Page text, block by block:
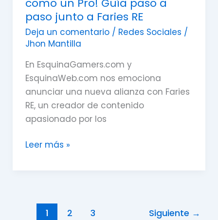
como un Pro! Guía paso a
paso junto a Faries RE
Deja un comentario / Redes Sociales /
Jhon Mantilla
En EsquinaGamers.com y
EsquinaWeb.com nos emociona
anunciar una nueva alianza con Faries
RE, un creador de contenido
apasionado por los
con
OBS
como
un
paso
paso
junto
aLeer más »
1 2 3 Siguiente →